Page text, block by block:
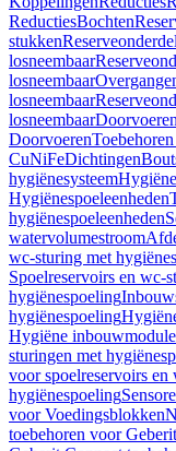
ReductiesBochten
stukken
losneembaar
losneembaar
losneembaar
losneembaarDoorvoeren
Doorvoeren
CuNiFeDichtingen
hygiënesysteem
Hygiënespoeleenheden
hygiënespoeleenheden
watervolumestroom
wc-sturing met
Spoelreservoirs en wc-
hygiënespoeling
hygiënespoeling
Hygiëne
sturingen met
voor spoelreservoirs en
hygiënespoeling
voor Voedingsblokken
toebehoren voor